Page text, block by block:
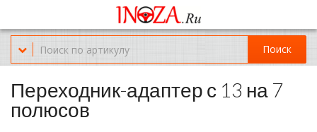
Офис обслуживания г.Краснодар (KRD) Куликова Поля 2 (магазин
Нож-мясо)
8-(967)-300-69-11
Поиск
Переходник-адаптер с 13 на 7
полюсов